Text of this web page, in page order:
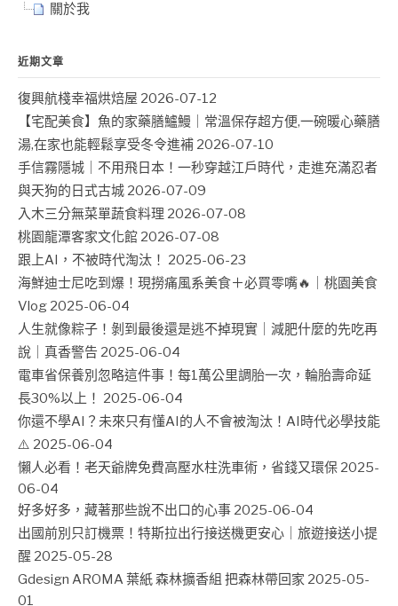
關於我
近期文章
復興航棧幸福烘焙屋 2026-07-12
【宅配美食】魚的家藥膳鱸鰻｜常溫保存超方便,一碗暖心藥膳
湯,在家也能輕鬆享受冬令進補 2026-07-10
手信霧隱城｜不用飛日本！一秒穿越江戶時代，走進充滿忍者
與天狗的日式古城 2026-07-09
入木三分無菜單蔬食料理 2026-07-08
桃園龍潭客家文化館 2026-07-08
跟上AI，不被時代淘汰！ 2025-06-23
海鮮迪士尼吃到爆！現撈痛風系美食＋必買零嘴🔥｜桃園美食
Vlog 2025-06-04
人生就像粽子！剝到最後還是逃不掉現實｜減肥什麼的先吃再
說｜真香警告 2025-06-04
電車省保養別忽略這件事！每1萬公里調胎一次，輪胎壽命延
長30%以上！ 2025-06-04
你還不學AI？未來只有懂AI的人不會被淘汰！AI時代必學技能
⚠️ 2025-06-04
懶人必看！老天爺牌免費高壓水柱洗車術，省錢又環保 2025-
06-04
好多好多，藏著那些說不出口的心事 2025-06-04
出國前別只訂機票！特斯拉出行接送機更安心｜旅遊接送小提
醒 2025-05-28
Gdesign AROMA 葉紙 森林擴香組 把森林帶回家 2025-05-
01